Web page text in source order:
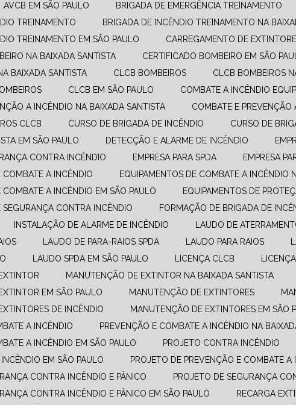
AVCB EM SÃO PAULO BRIGADA DE EMERGÊNCIA TREINAMENTO
TREINAMENTO
BRIGADA DE INCÊNDIO TREINAMENTO NA
TREINAMENTO EM SÃO PAULO
CARREGAMENTO DE
NA BAIXADA SANTISTA
CERTIFICADO BOMBEIRO EM SÃO
BAIXADA SANTISTA CLCB BOMBEIROS CLCB BOMBEIROS
CLCB EM SÃO PAULO COMBATE A INCÊNDIO
A INCÊNDIO​ NA BAIXADA SANTISTA
COMBATE E
CLCB
CURSO DE BRIGADA DE INCÊNDIO CURSO DE
EM SÃO PAULO
DETECÇÃO E ALARME DE INCÊNDIO
CONTRA INCÊNDIO
EMPRESA PARA SPDA
EMPRESA
COMBATE A INCÊNDIO​
EQUIPAMENTOS DE COMBATE A INCÊNDIO​
COMBATE A INCÊNDIO​ EM SÃO PAULO
EQUIPAMENTOS DE
SEGURANÇA CONTRA INCÊNDIO
FORMAÇÃO DE BRIGADA DE
INSTALAÇÃO DE ALARME DE INCÊNDIO LAUDO DE
LAUDO DE PARA-RAIOS SPDA LAUDO PARA RAIOS
LAUDO SPDA EM SÃO PAULO LICENÇA CLCB
MANUTENÇÃO DE EXTINTOR NA BAIXADA SANTISTA
EM SÃO PAULO
MANUTENÇÃO DE EXTINTORES
DE INCÊNDIO
MANUTENÇÃO DE EXTINTORES EM SÃO
A INCÊNDIO​
PREVENÇÃO E COMBATE A INCÊNDIO​ NA
A INCÊNDIO​ EM SÃO PAULO
PROJETO CONTRA INCÊNDIO
EM SÃO PAULO
PROJETO DE PREVENÇÃO E COMBATE A
CONTRA INCÊNDIO E PÂNICO
PROJETO DE SEGURANÇA
CONTRA INCÊNDIO E PÂNICO EM SÃO PAULO
RECARGA